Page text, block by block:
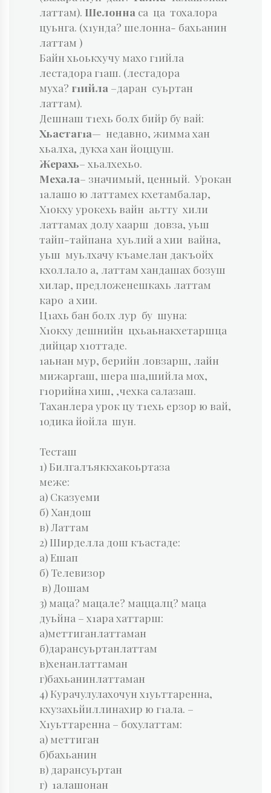
латтам). Шелонна са ца тохалора
цуьнга. (х1унда? шелонна- бахьанин
латтам )
Байн хьоькхучу махо г1ийла
лестадора г1аш. (лестадора
муха? г1ийла –даран суьртан
латтам).
Дешнаш т1ехь болх бийр бу вай:
Хьастаг1а— недавно, жимма хан
хьалха, дукха хан йоццуш.
Жерахь– хьалхехьо.
Мехала– значимый, ценный. Урокан
1алашо ю латтамех кхетамбалар,
Х1окху урокехь вайн аьтту хили
латтамах долу хаарш довза, уьш
тайп-тайпана хуьлий а хии вайна,
уьш муьлхачу къамелан дакъойх
кхоллало а, латтам хандашах бозуш
хилар, предложенешкахь латтам
каро а хии.
Ц1ахь бан болх лур бу шуна:
Х1окху дешнийн цхьаьнакхетаршца
дийцар х1оттаде.
1аьнан мур, берийн ловзарш, лайн
мижаргаш, шера ша,шийла мох,
г1орийна хиш, ,чехка салазаш.
Таханлера урок цу т1ехь ерзор ю вай,
1одика йойла шун.
Тесташ
1) Билгалъяккхакоьртаза
а) Сказуеми
б) Хандош
в) Латтам
2) Ширделла дош къастаде:
а) Ешап
б) Телевизор
в) Дошам
3) маца? мацале? маццалц? маца
дуьйна – х1ара хаттарш:
а)меттиганлаттаман
б)дарансуьртанлаттам
в)хенанлаттаман
г)бахьанинлаттаман
4) Курачулулахочун х1уьттаренна,
кхузахьйиллинахир ю г1ала. –
Х1уьттаренна – бохулаттам:
а) меттиган
б)бахьанин
в) дарансуьртан
г) 1алашонан